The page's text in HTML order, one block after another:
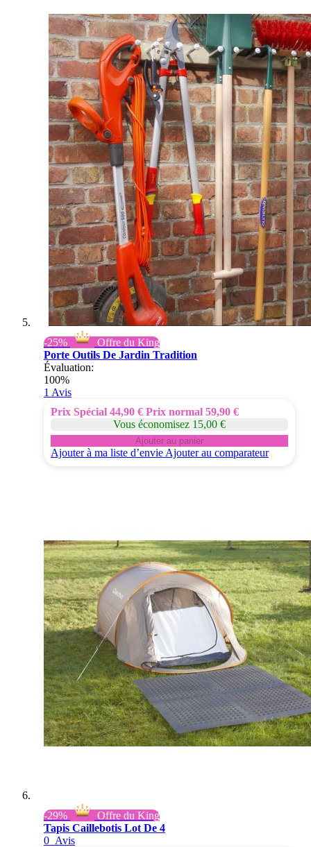
-25%
Offre du King
Porte Outils De Jardin Tradition
Évaluation:
100%
1 Avis
Prix Spécial 44,90 € Prix normal 59,90 €
Vous économisez 15,00 €
Ajouter au panier
Ajouter à ma liste d’envie Ajouter au comparateur
-29%
Offre du King
Tapis Caillebotis Lot De 4
0 Avis